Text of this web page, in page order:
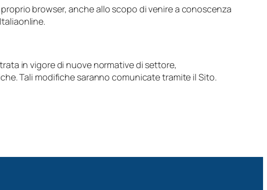
browser, anche allo scopo di venire a conoscenza
in vigore di nuove normative di settore,
Tali modifiche saranno comunicate tramite il Sito.